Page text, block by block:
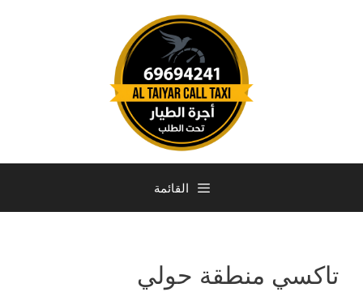
القائمة
تاكسي منطقة حولي